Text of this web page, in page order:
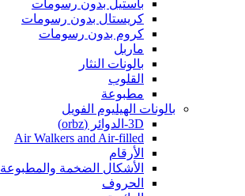
باستيل بدون رسومات
كريستال بدون رسومات
كروم بدون رسومات
ماربل
بالونات النثار
القلوب
مطبوعة
بالونات الهيليوم الفويل
3D-الدوائر (orbz)
Air Walkers and Air-filled
الأرقام
الأشكال الضخمة والمطبوعة
الحروف